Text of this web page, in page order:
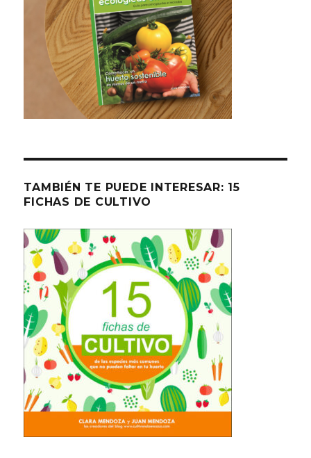
TAMBIÉN TE PUEDE INTERESAR: 15
FICHAS DE CULTIVO